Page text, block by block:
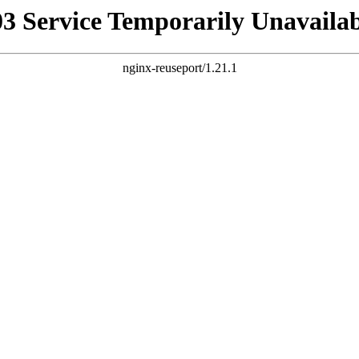
Service Temporarily
nginx-reuseport/1.21.1